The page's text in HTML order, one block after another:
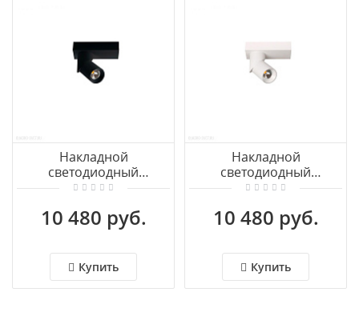
Накладной
светодиодный
светильник Azzardo
10 480 руб.
Купить
Накладной
светодиодный
светильник Azzardo
10 480 руб.
Купить